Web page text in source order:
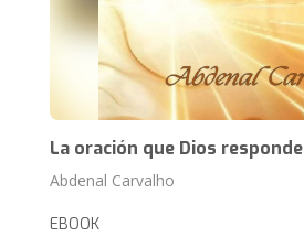
La oración que Dios responde
Abdenal Carvalho
EBOOK